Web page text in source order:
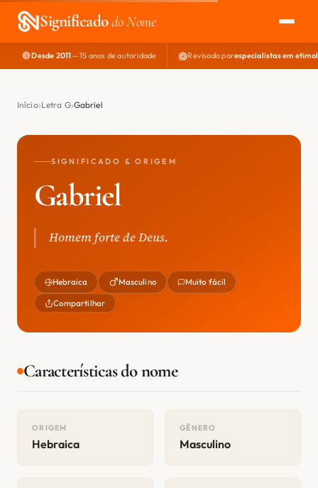
Significadodo Nome
EXPLORAR
NOME PERFEITO
Desde 2011— 15 anos de autoridade Revisado porespecialistas em
Início Letra G Gabriel
SIGNIFICADO & ORIGEM
Gabriel
Homem forte de Deus.
Hebraica Masculino Muito fácil
Compartilhar
Características do nome
ORIGEM
Hebraica
GÊNERO
Masculino